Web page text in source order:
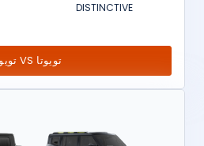
DISTINCTIVE
تويوتا VS تويوتا